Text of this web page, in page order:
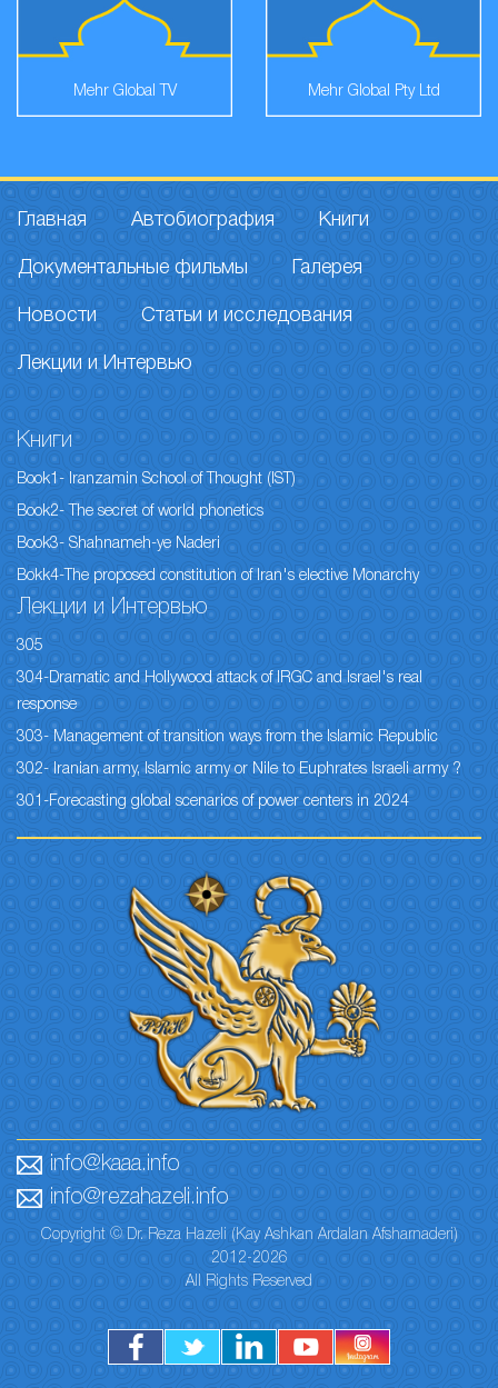
Mehr Global TV Mehr Global Pty Ltd
Главная Автобиография Книги
Документальные фильмы Галерея
Новости Статьи и исследования
Лекции и Интервью
Книги
Book1- Iranzamin School of Thought (IST)
Book2- The secret of world phonetics
Book3- Shahnameh-ye Naderi
Bokk4-The proposed constitution of Iran's elective Monarchy
Лекции и Интервью
305
304-Dramatic and Hollywood attack of IRGC and Israel's real
response
303- Management of transition ways from the Islamic Republic
302- Iranian army, Islamic army or Nile to Euphrates Israeli army ?
301-Forecasting global scenarios of power centers in 2024
info@kaaa.info
info@rezahazeli.info
Copyright © Dr. Reza Hazeli (Kay Ashkan Ardalan Afsharnaderi)
2012-2026
All Rights Reserved